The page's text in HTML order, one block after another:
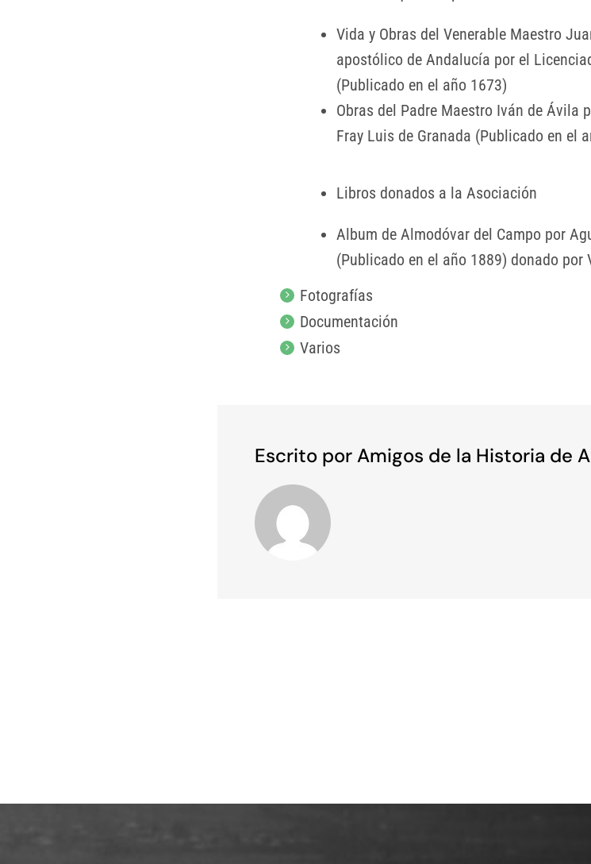
Vida y Obras del Venerable Maestro
apostólico de Andalucía por el
(Publicado en el año 1673)
Obras del Padre Maestro Iván de Ávila
Fray Luis de Granada (Publicado en el
Libros donados a la Asociación
Album de Almodóvar del Campo por
(Publicado en el año 1889) donado por
Fotografías
Documentación
Varios
Escrito por Amigos de la Historia de